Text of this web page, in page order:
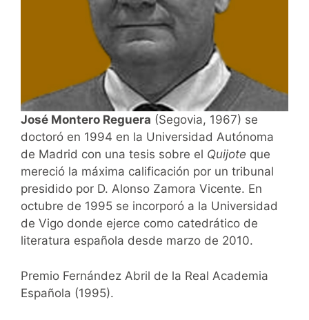
José Montero Reguera (Segovia, 1967) se
doctoró en 1994 en la Universidad Autónoma
de Madrid con una tesis sobre el Quijote que
mereció la máxima calificación por un tribunal
presidido por D. Alonso Zamora Vicente. En
octubre de 1995 se incorporó a la Universidad
de Vigo donde ejerce como catedrático de
literatura española desde marzo de 2010.
Premio Fernández Abril de la Real Academia
Española (1995).